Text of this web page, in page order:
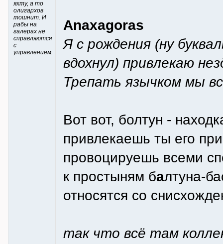
яхту, а то
олигархов
тошнит. И
рабы на
галерах не
справляются
с
управлением.
Anaxagoras
Я с рождения (ну
вдохнул) привлекаю
Трепать язычком мы
Вот вот, болтун -
привлекаешь ты его
провоцируешь всеми
к простыням балтуна-
относятся со
так что всё там